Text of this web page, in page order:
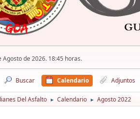
Agosto de 2026. 18:45 horas.
Buscar Calendario Adjuntos
Del Asfalto ► Calendario ► Agosto 2022